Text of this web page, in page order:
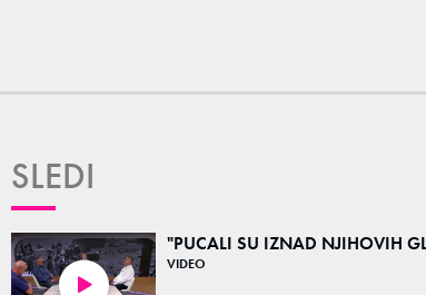
SLEDI
"PUCALI SU IZNAD NJIHOVIH
VIDEO